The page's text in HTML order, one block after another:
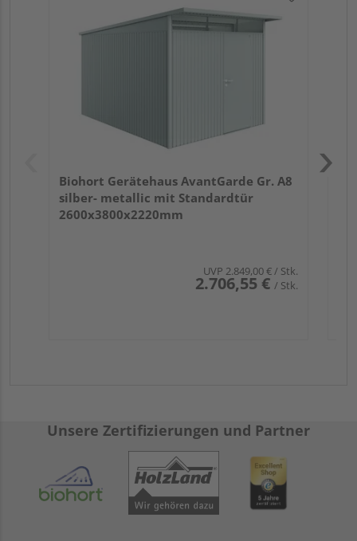
Biohort Gerätehaus AvantGarde Gr. A8
silber- metallic mit Standardtür
2600x3800x2220mm
UVP 2.849,00 €/ Stk.
2.706,55 € / Stk.
Unsere Zertifizierungen und Partner